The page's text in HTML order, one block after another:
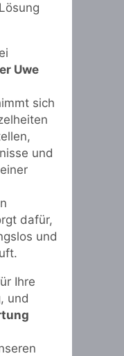
Uwe
sich
und
dafür,
und
Ihre
und